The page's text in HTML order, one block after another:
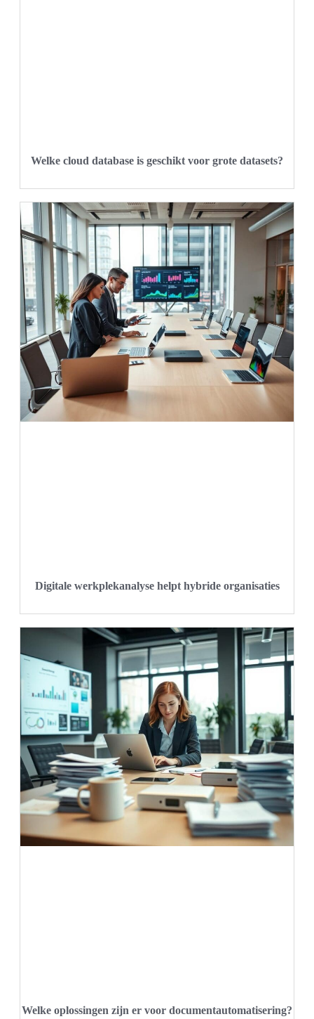
Welke cloud database is geschikt voor grote datasets?
Digitale werkplekanalyse helpt hybride organisaties
Welke oplossingen zijn er voor documentautomatisering?